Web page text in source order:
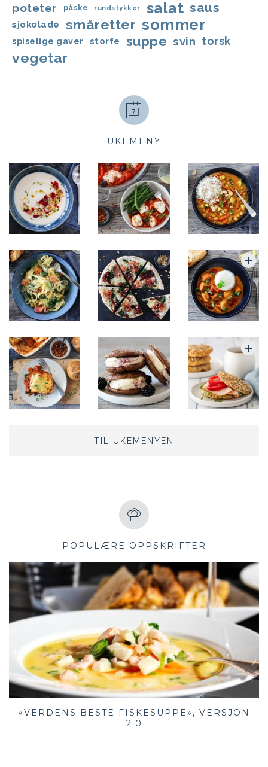
poteter påske rundstykker salat saus
sjokolade småretter sommer
spiselige gaver storfe suppe svin torsk
vegetar
UKEMENY
TIL UKEMENYEN
POPULÆRE OPPSKRIFTER
«VERDENS BESTE FISKESUPPE», VERSJON
2.0